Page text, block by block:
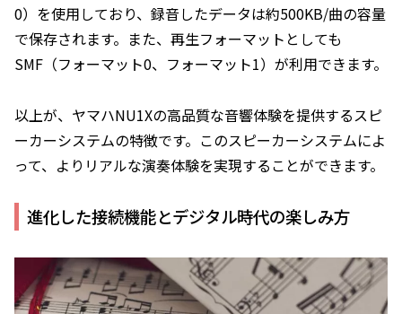
0）を使用しており、録音したデータは約500KB/曲の容量
で保存されます。また、再生フォーマットとしても
SMF（フォーマット0、フォーマット1）が利用できます。
以上が、ヤマハNU1Xの高品質な音響体験を提供するスピ
ーカーシステムの特徴です。このスピーカーシステムによ
って、よりリアルな演奏体験を実現することができます。
進化した接続機能とデジタル時代の楽しみ方